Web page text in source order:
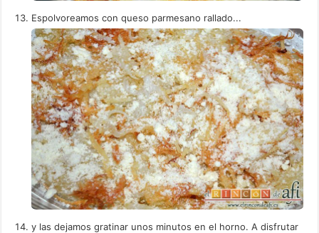
Espolvoreamos con queso parmesano rallado...
y las dejamos gratinar unos minutos en el horno. A disfrutar